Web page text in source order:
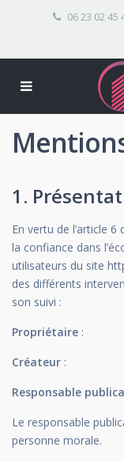
06 23 02 45
1.
En vertu de l’article
la confiance dans
utilisateurs du site
des différents
son suivi :
Propriétaire :
Créateur :
Responsable
Le responsable
personne morale.